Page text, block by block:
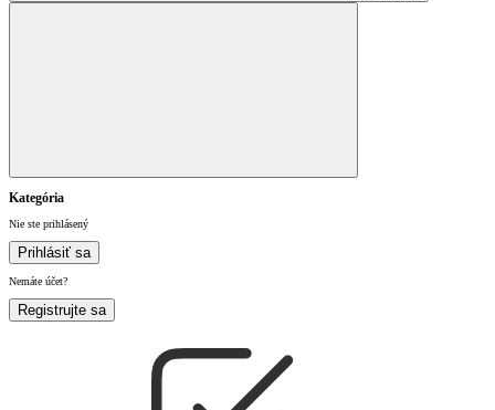
Kategória
Nie ste prihlásený
Prihlásiť sa
Nemáte účet?
Registrujte sa